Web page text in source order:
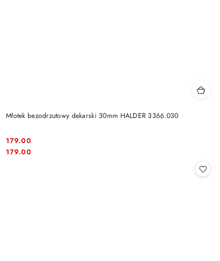
Młotek bezodrzutowy dekarski 30mm HALDER 3366.030
Cena:
179.00
Cena:
179.00